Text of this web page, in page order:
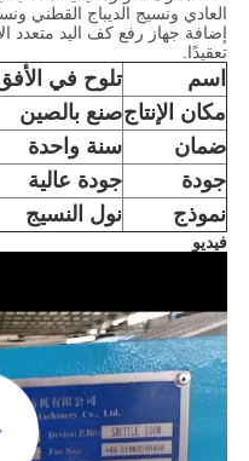
العادي ونسيج الديباج القطني
إضافة جهاز رفع كف اليد متعدد
تعقيدًا.
اسم
تلوح في
مكان الإنتاجصنع بالصين
ضمان
سنة واحدة
جودة
جودة عالية
نموذج
نول النسيج
فيديو